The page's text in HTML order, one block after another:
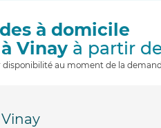
à domicile
à Vinayà partir
disponibilité au moment de la
Vinay